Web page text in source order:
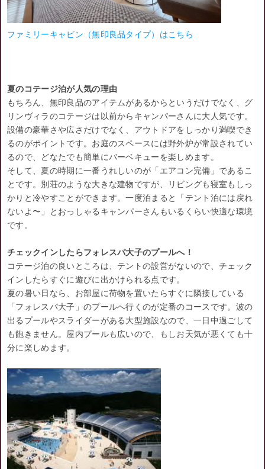
ファミリーキャビン（無印良品タイプ）はこちら
夏のコテージ泊が人気の理由
もちろん、無印良品のアイテムがあるからというだけでなく、グ
リンヴィラのコテージは以前からキャンパーさんに大人気です。
設備の豪華さや広さだけでなく、アウトドアをしっかり満喫でき
るのがポイントです。お庭のスペースには野外炉が常設されてい
るので、どなたでも簡単にバーベキューを楽しめます。
そして、夏の時期に一番うれしいのが「エアコン完備」であるこ
とです。別荘のような大きな建物ですが、リビングも寝室もしっ
かりと冷やすことができます。一度泊まると「テント泊には戻れ
ないよ〜」とおっしゃるキャンパーさんもいるくらい快適な環境
です。
チェックインしたらフォレスパ大子のプールへ！
コテージ泊の良いところは、テントの設営がないので、チェック
インしたらすぐに遊びに出かけられる点です。
夏の暑い日なら、お部屋に荷物を置いたらすぐに隣接している
「フォレスパ大子」のプールへ行くのが定番のコースです。波の
出るプールやスライダーがある大型施設なので、一日中過ごして
も飽きません。屋内プールも広いので、もしお天気が悪くても十
分に楽しめます。